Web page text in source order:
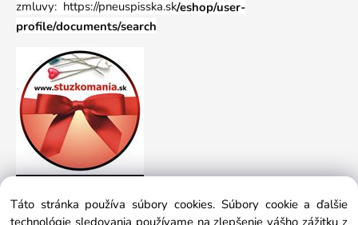
zmluvy: https://pneuspisska.sk/eshop/user-
profile/documents/search
Táto stránka používa súbory cookies. Súbory cookie a ďalšie